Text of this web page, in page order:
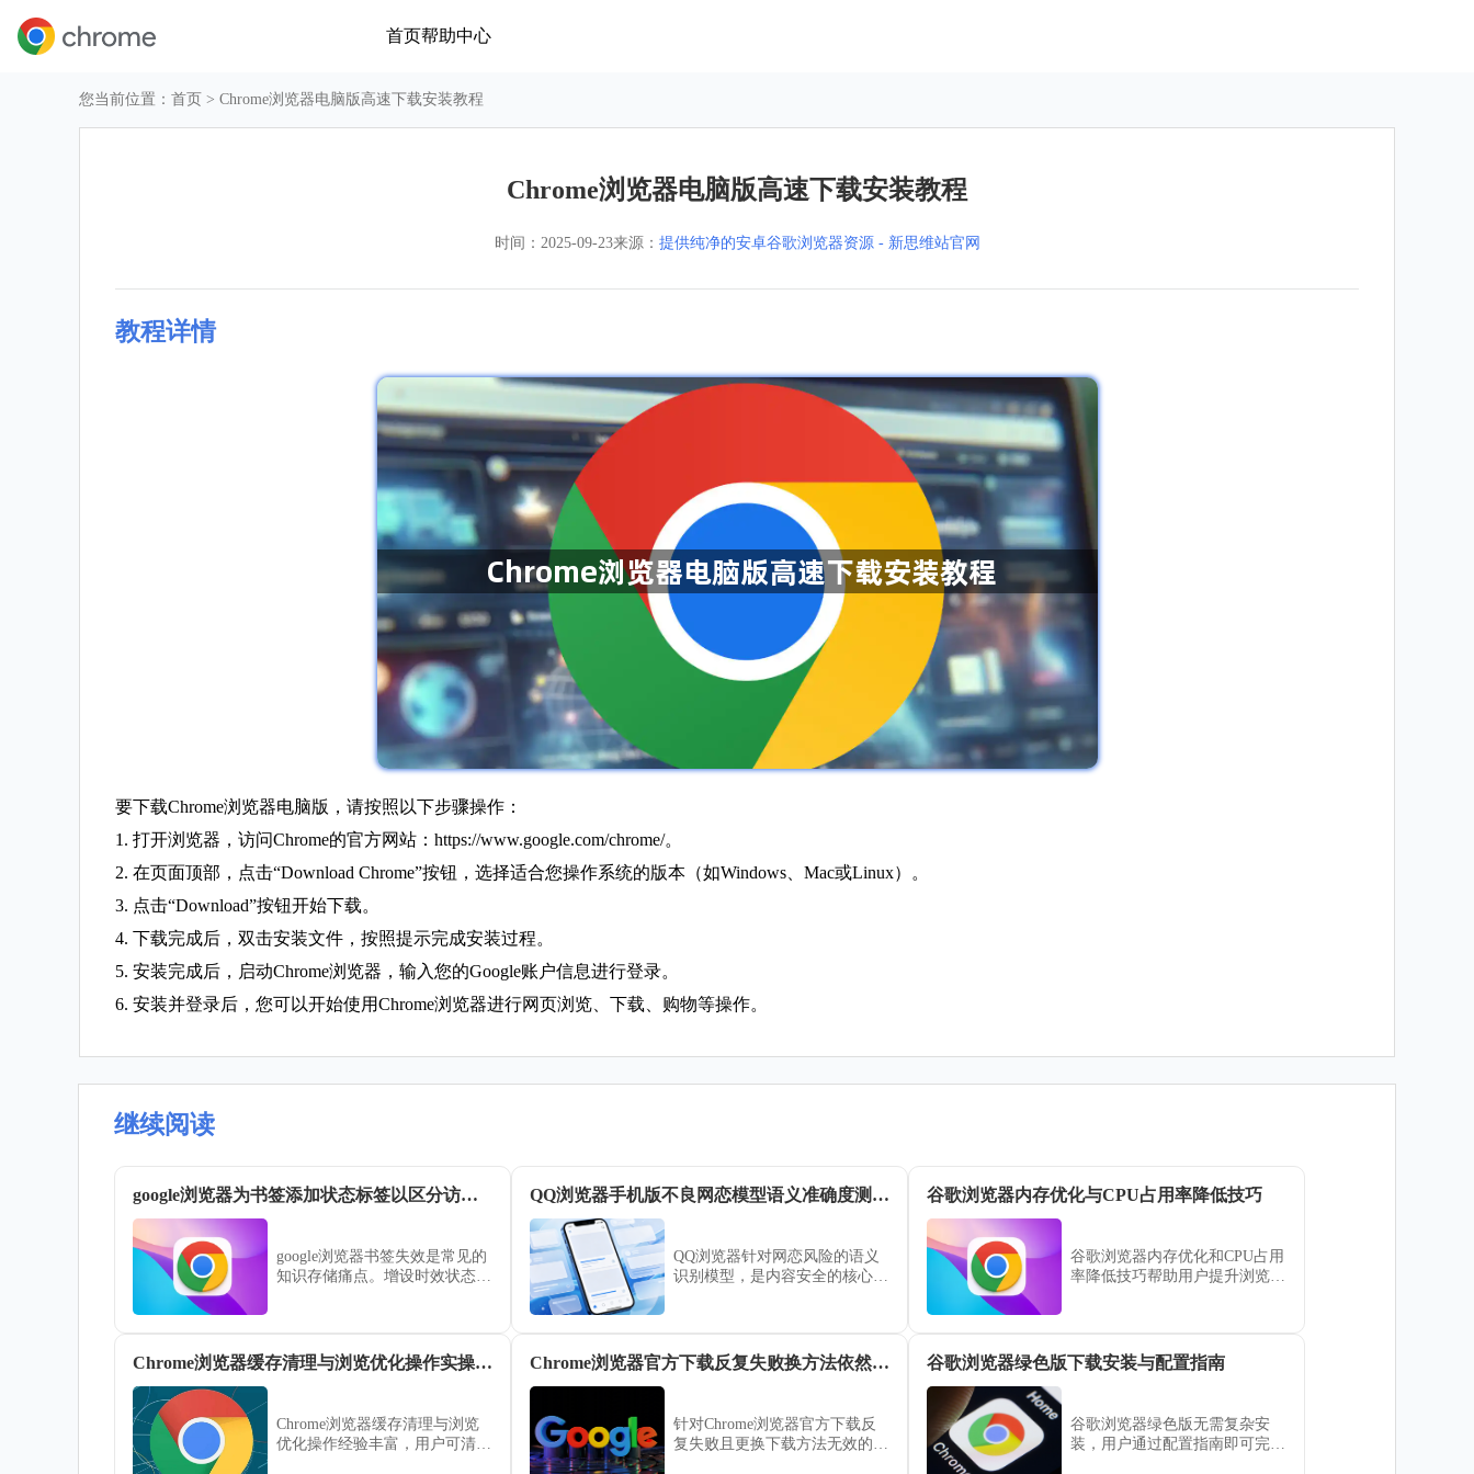
首页帮助中心
您当前位置： 首页 > Chrome浏览器电脑版高速下载安装教程
Chrome浏览器电脑版高速下载安装教程
时间： 2025-09-23来源： 提供纯净的安卓谷歌浏览器资源 - 新思维站官网
教程详情
要下载Chrome浏览器电脑版，请按照以下步骤操作：
1. 打开浏览器，访问Chrome的官方网站：https://www.google.com/chrome/。
2. 在页面顶部，点击“Download Chrome”按钮，选择适合您操作系统的版本（如Windows、Mac或Linux）。
3. 点击“Download”按钮开始下载。
4. 下载完成后，双击安装文件，按照提示完成安装过程。
5. 安装完成后，启动Chrome浏览器，输入您的Google账户信息进行登录。
6. 安装并登录后，您可以开始使用Chrome浏览器进行网页浏览、下载、购物等操作。
继续阅读
google浏览器为书签添加状态标签以区分访问时效
google浏览器书签失效是常见的
知识存储痛点。增设时效状态标
备高度参考价值。
QQ浏览器手机版不良网恋模型语义准确度测评报告
QQ浏览器针对网恋风险的语义
识别模型，是内容安全的核心组
明的网络内容监管参考指南。
谷歌浏览器内存优化与CPU占用率降低技巧
谷歌浏览器内存优化和CPU占用
率降低技巧帮助用户提升浏览器
Chrome浏览器缓存清理与浏览优化操作实操经验
Chrome浏览器缓存清理与浏览
优化操作经验丰富，用户可清理
Chrome浏览器官方下载反复失败换方法依然无效如何解决
针对Chrome浏览器官方下载反
复失败且更换下载方法无效的情
谷歌浏览器绿色版下载安装与配置指南
谷歌浏览器绿色版无需复杂安
装，用户通过配置指南即可完成